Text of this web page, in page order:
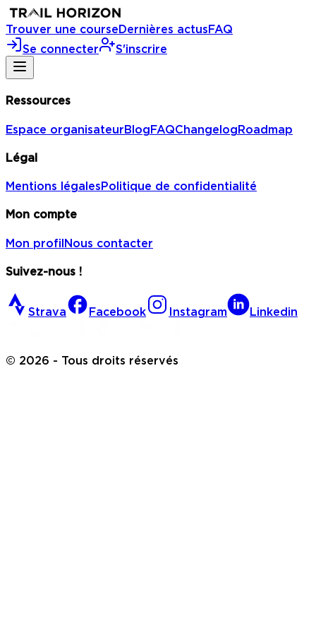
Trouver une courseDernières actusFAQ
Se connecter
S'inscrire
Ressources
Espace organisateurBlogFAQChangelogRoadmap
Légal
Mentions légalesPolitique de confidentialité
Mon compte
Mon profilNous contacter
Suivez-nous !
Strava Facebook Instagram Linkedin
© 2026 - Tous droits réservés